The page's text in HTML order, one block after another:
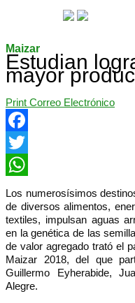
Maizar
Estudian
mayor
Print Correo Electrónico
Facebook
Twitter
WhatsApp
Los numerosísimos
de diversos alimentos,
textiles, impulsan aguas
en la genética de las
de valor agregado trató el
Maizar 2018, del que
Guillermo Eyherabide,
Alegre.